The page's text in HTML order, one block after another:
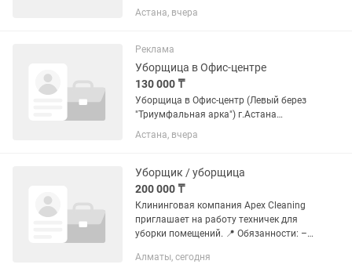
коммуникабельная женщина до 55 лет.
Работа сменная-сутки работаете, трое
утра, окончание работы в...
Астана, вчера
Реклама
Уборщица в Офис-центре
130 000 ₸
Уборщица в Офис-центр (Левый берез
"Триумфальная арка") г.Астана
проспект Мангилик Ел, 38 Опыт
работы: не требуется Формат работы:
"Триумф" требуется сотрудник...
Астана, вчера
Уборщик / уборщица
200 000 ₸
Клининговая компания Apex Cleaning
приглашает на работу техничек для
уборки помещений. 📍 Обязанности: –
Поддержание чистоты 💰 Условия: –
Алматы, сегодня